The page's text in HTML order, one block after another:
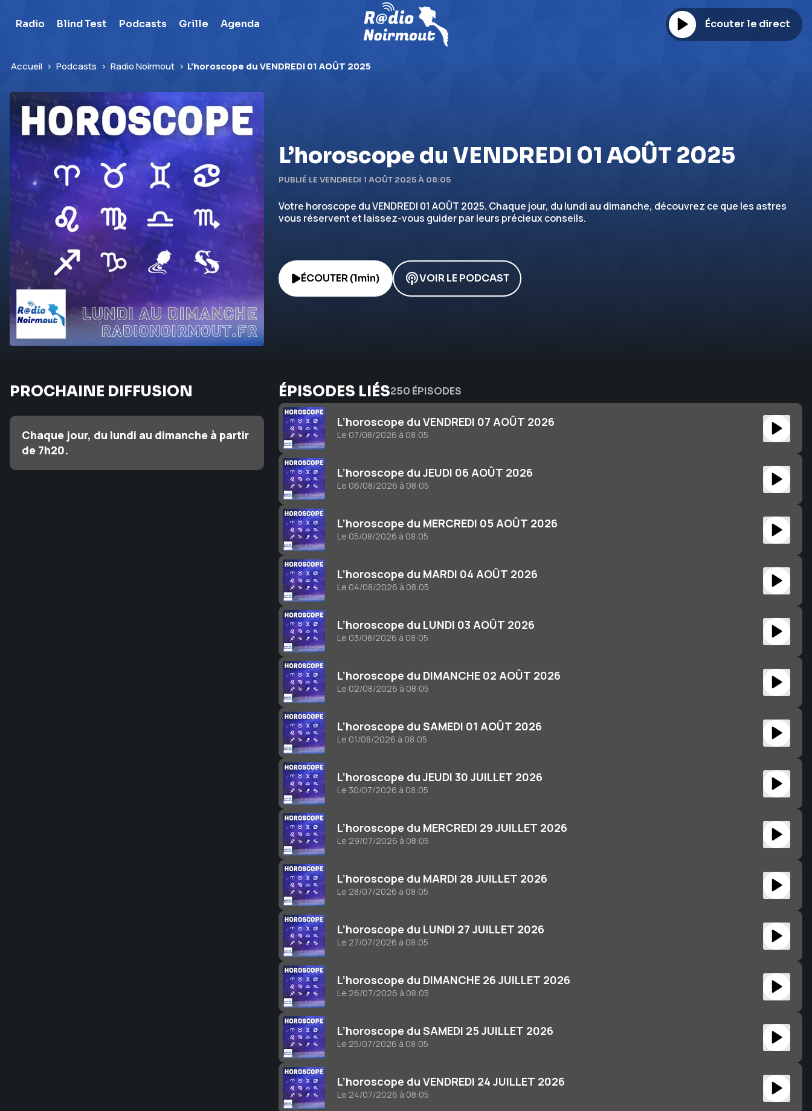
Radio Blind Test Podcasts Grille Agenda Écouter le direct
Accueil > Podcasts > Radio Noirmout > L’horoscope du VENDREDI 01 AOÛT 2025
L’horoscope du VENDREDI 01 AOÛT 2025
PUBLIÉ LE VENDREDI 1 AOÛT 2025 À 08:05
Votre horoscope du VENDREDI 01 AOÛT 2025. Chaque jour, du lundi au dimanche, découvrez ce que les astres
vous réservent et laissez-vous guider par leurs précieux conseils.
ÉCOUTER (1min) VOIR LE PODCAST
PROCHAINE DIFFUSION
Chaque jour, du lundi au dimanche à partir
de 7h20.
ÉPISODES LIÉS250 ÉPISODES
L’horoscope du VENDREDI 07 AOÛT 2026
Le 07/08/2026 à 08:05
L’horoscope du JEUDI 06 AOÛT 2026
Le 06/08/2026 à 08:05
L’horoscope du MERCREDI 05 AOÛT 2026
Le 05/08/2026 à 08:05
L’horoscope du MARDI 04 AOÛT 2026
Le 04/08/2026 à 08:05
L’horoscope du LUNDI 03 AOÛT 2026
Le 03/08/2026 à 08:05
L’horoscope du DIMANCHE 02 AOÛT 2026
Le 02/08/2026 à 08:05
L’horoscope du SAMEDI 01 AOÛT 2026
Le 01/08/2026 à 08:05
L’horoscope du JEUDI 30 JUILLET 2026
Le 30/07/2026 à 08:05
L’horoscope du MERCREDI 29 JUILLET 2026
Le 29/07/2026 à 08:05
L’horoscope du MARDI 28 JUILLET 2026
Le 28/07/2026 à 08:05
L’horoscope du LUNDI 27 JUILLET 2026
Le 27/07/2026 à 08:05
L’horoscope du DIMANCHE 26 JUILLET 2026
Le 26/07/2026 à 08:05
L’horoscope du SAMEDI 25 JUILLET 2026
Le 25/07/2026 à 08:05
L’horoscope du VENDREDI 24 JUILLET 2026
Le 24/07/2026 à 08:05